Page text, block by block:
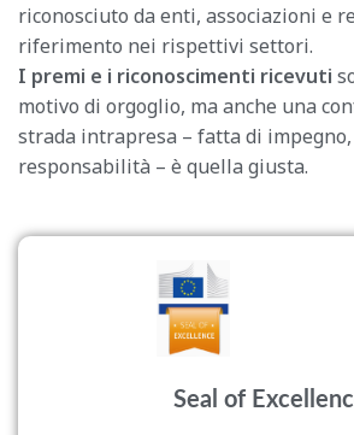
riconosciuto da enti, associazioni e
riferimento nei rispettivi settori.
I premi e i riconoscimenti ricevuti
motivo di orgoglio, ma anche una
strada intrapresa – fatta di
responsabilità – è quella giusta.
Seal of